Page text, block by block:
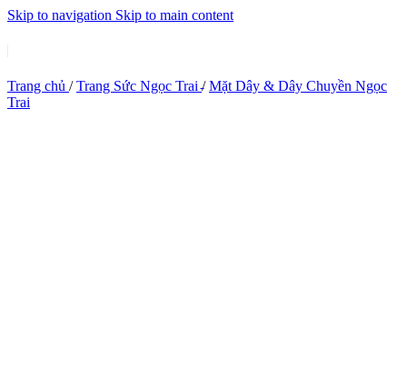
Skip to navigation Skip to main content
Trang chủ / Trang Sức Ngọc Trai/ Mặt Dây & Dây Chuyền Ngọc
Trai